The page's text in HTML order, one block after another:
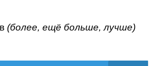
(более, ещё больше, лучше)